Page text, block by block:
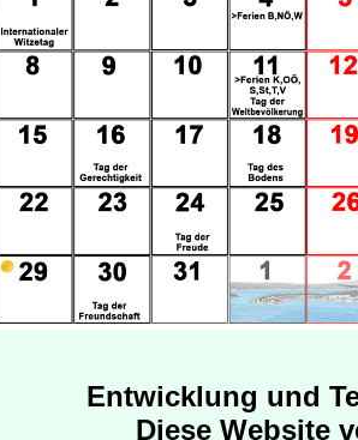
Entwicklung und
Diese Website